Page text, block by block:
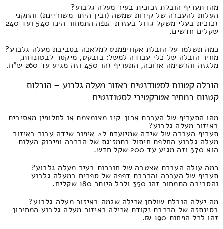
מהו תעריף הובלת זכוכית בעיר מעלה גלבוע?
העלות להעברה של קירות שמשה (ובין היתר משוריינת) והתקני
זכוכית בעלי משקל גדול בעזרת הנפה התמחור הינו 540 ועד 240
שקלים חדשים.
כמה תשלמו על הובלת אקוויפמנט למלאכה בסביבת מעלה גלבוע?
מחיר הובלה של כלי עבודה למשל: בובקט, מיקסר לבטונדות,
מלגזה והרשימה ארוכה, התעריף זהו 450 וזה מגיע עד 260 ש"ח.
הובלה קטנות לסטודנטים באזור מעלה גלבוע – הובלות
קטנות במחיר אטרקטיבי לסטודנטים
מהו התעריף של העברת ארון-קיר מצומצמת או לחלופין מאסיבית
באיזור מעלה גלבוע?
תעריף העברה של שידה שמיועדת ל# איפור שידה עבור באיזור
מעלה גלבוע החלפת חיתול בתמזוגת של הרכבה ופירוק העלות
הוא 370 וזה מגיע עד 200 שקל חדש.
כמה עולה העברת אצטבה של חוברות בעיר מעלה גלבוע?
תעריף של העברה והרכבת דפפה של ספרים במעלה גלבוע
והסביבה התמחור זהו 350 ולכל היותר 180 שקלים.
מה יעלה הובלת שולחן אכילה שלמה באיזור מעלה גלבוע?
בסינתזה של הרכבת נקודת אכילה באיזור מעלה גלבוע המחירון
זהו לכל הפחות 190 ₪.